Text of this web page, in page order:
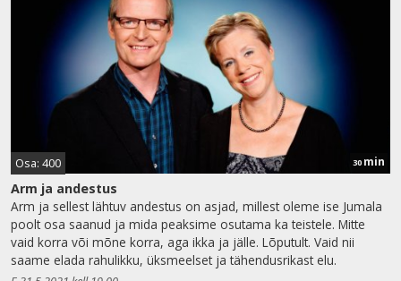
Osa: 400 30 min
Arm ja andestus
Arm ja sellest lähtuv andestus on asjad, millest oleme ise Jumala
poolt osa saanud ja mida peaksime osutama ka teistele. Mitte
vaid korra või mõne korra, aga ikka ja jälle. Lõputult. Vaid nii
saame elada rahulikku, üksmeelset ja tähendusrikast elu.